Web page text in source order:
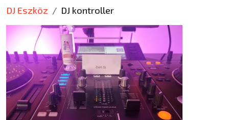
SZOLGÁLTATÁSOK
ÚJ TERMÉKEK
DJ Eszköz DJ kontroller